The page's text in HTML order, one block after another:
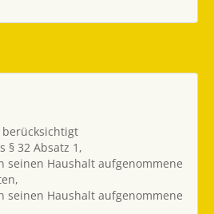
berücksichtigt
§ 32 Absatz 1,
seinen Haushalt aufgenommene
seinen Haushalt aufgenommene